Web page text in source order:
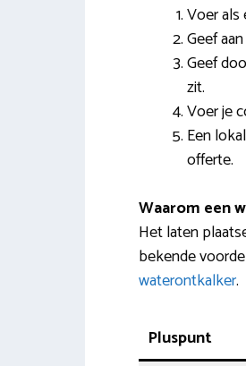
Voer als
Geef
Geef
zit.
Voer je
Een
offerte.
Waarom een
Het laten
bekende
waterontkalker.
Pluspunt